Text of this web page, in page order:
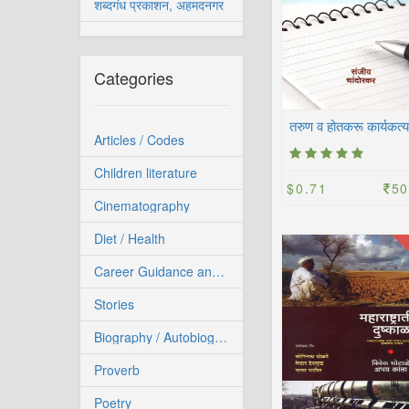
शब्दगंध प्रकाशन, अहमदनगर
Categories
Articles / Codes
Children literature
Cinematography
Diet / Health
Career Guidance and Competitive Exam
Stories
Biography / Autobiography
Proverb
Poetry
$0.71